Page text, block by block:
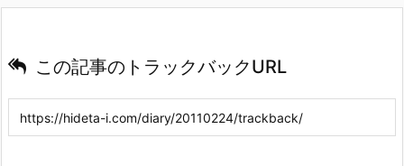
この記事のトラックバックURL